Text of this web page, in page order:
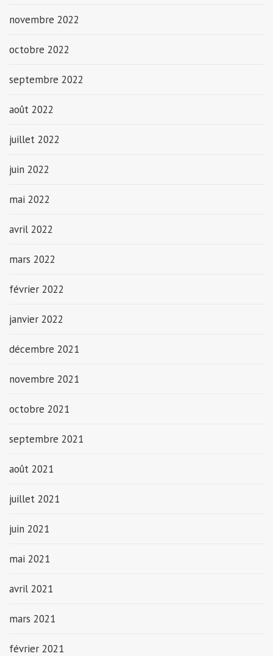
novembre 2022
octobre 2022
septembre 2022
août 2022
juillet 2022
juin 2022
mai 2022
avril 2022
mars 2022
février 2022
janvier 2022
décembre 2021
novembre 2021
octobre 2021
septembre 2021
août 2021
juillet 2021
juin 2021
mai 2021
avril 2021
mars 2021
février 2021